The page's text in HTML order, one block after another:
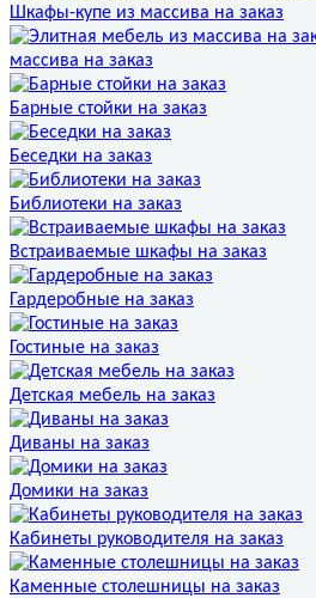
Шкафы-купе из массива на заказ
массива на заказ
Барные стойки на заказ
Беседки на заказ
Библиотеки на заказ
Встраиваемые шкафы на заказ
Гардеробные на заказ
Гостиные на заказ
Детская мебель на заказ
Диваны на заказ
Домики на заказ
Кабинеты руководителя на заказ
Каменные столешницы на заказ